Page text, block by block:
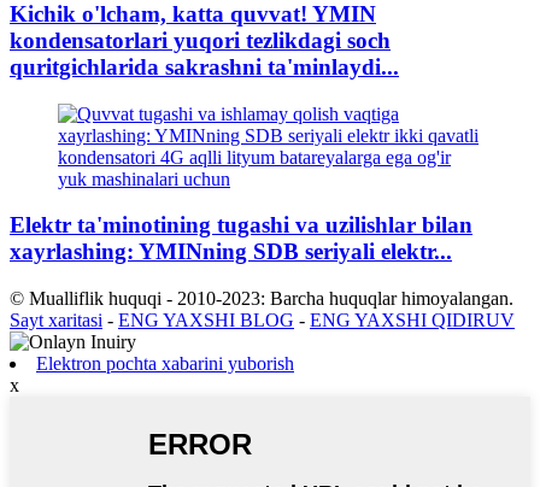
Kichik o'lcham, katta quvvat! YMIN
kondensatorlari yuqori tezlikdagi soch
quritgichlarida sakrashni ta'minlaydi...
Elektr ta'minotining tugashi va uzilishlar bilan
xayrlashing: YMINning SDB seriyali elektr...
© Mualliflik huquqi - 2010-2023: Barcha huquqlar himoyalangan.
Sayt xaritasi - ENG YAXSHI BLOG - ENG YAXSHI QIDIRUV
Elektron pochta xabarini yuborish
x